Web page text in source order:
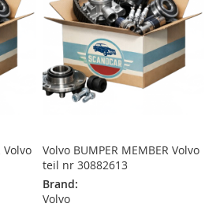
Volvo
Volvo BUMPER MEMBER Volvo
teil nr 30882613
Brand:
Volvo